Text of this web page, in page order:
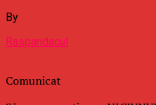
By
Raspandacul
Comunicat